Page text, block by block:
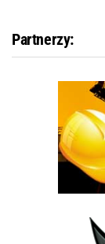
Partnerzy: